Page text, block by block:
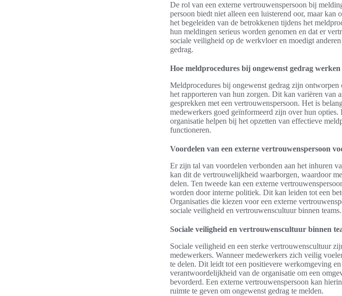
De rol van een externe vertrouwenspersoon bij
persoon biedt niet alleen een luisterend oor, maar kan
het begeleiden van de betrokkenen tijdens het
hun meldingen serieus worden genomen en dat er
sociale veiligheid op de werkvloer en moedigt
gedrag.
Hoe meldprocedures bij ongewenst gedrag werken
Meldprocedures bij ongewenst gedrag zijn
het rapporteren van hun zorgen. Dit kan variëren van
gesprekken met een vertrouwenspersoon. Het is
medewerkers goed geïnformeerd zijn over hun
organisatie helpen bij het opzetten van effectieve
functioneren.
Voordelen van een externe vertrouwenspersoon
Er zijn tal van voordelen verbonden aan het inhuren
kan dit de vertrouwelijkheid waarborgen, waardoor
delen. Ten tweede kan een externe
worden door interne politiek. Dit kan leiden tot een
Organisaties die kiezen voor een externe
sociale veiligheid en vertrouwenscultuur binnen teams.
Sociale veiligheid en vertrouwenscultuur binnen
Sociale veiligheid en een sterke vertrouwenscultuur
medewerkers. Wanneer medewerkers zich veilig
te delen. Dit leidt tot een positievere werkomgeving
verantwoordelijkheid van de organisatie om een
bevorderd. Een externe vertrouwenspersoon kan
ruimte te geven om ongewenst gedrag te melden.